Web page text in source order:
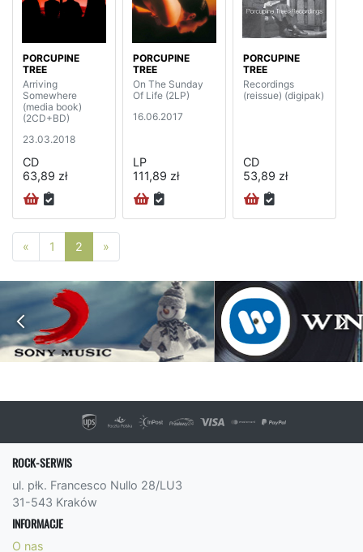
PORCUPINE
TREE
Arriving
Somewhere
(media book)
(2CD+BD)
23.03.2018
CD
63,89 zł
PORCUPINE
TREE
On The Sunday
Of Life (2LP)
16.06.2017
LP
111,89 zł
PORCUPINE
TREE
Recordings
(reissue) (digipak)
CD
53,89 zł
« Poprzednia strona
1 2 »
ROCK-SERWIS
ul. płk. Francesco Nullo 28/LU3
31-543 Kraków
INFORMACJE
O nas